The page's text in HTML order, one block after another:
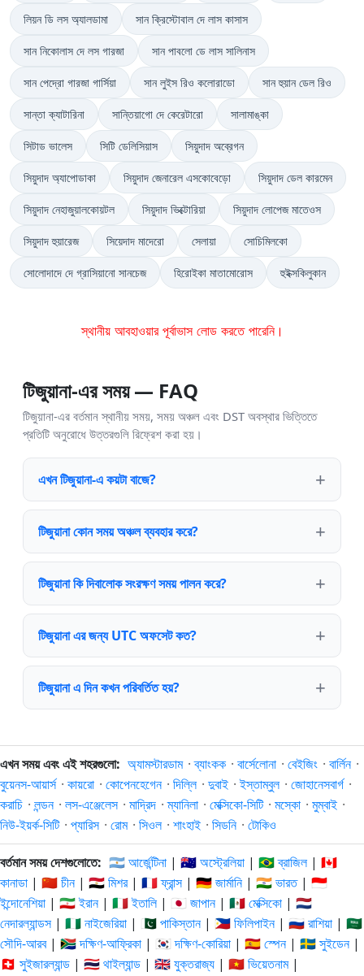
লিয়ন ডি লস অ্যালডামা সান ক্রিস্টোবাল দে লাস কাসাস
সান নিকোলাস দে লস গারজা সান পাবলো ডে লাস সালিনাস
সান পেদ্রো গারজা গার্সিয়া সান লুইস রিও কলোরাডো সান হুয়ান ডেল রিও
সান্তা ক্যাটারিনা সান্তিয়াগো দে কেরেটারো সালামাঙ্কা
সিটাড ভালেস সিটি ডেলিসিয়াস সিয়ুদাদ অব্রেগন
সিয়ুদাদ অ্যাপোডাকা সিয়ুদাদ জেনারেল এসকোবেড়ো সিয়ুদাদ ডেল কারমেন
সিয়ুদাদ নেহাজুয়ালকোয়টল সিয়ুদাদ ভিক্টোরিয়া সিয়ুদাদ লোপেজ মাতেওস
সিয়ুদাদ হুয়ারেজ সিয়েদাদ মাদেরো সেলায়া সোচিমিলকো
সোলোদাদে দে গ্রাসিয়ানো সানচেজ হিরোইকা মাতামোরোস হুইক্সকিলুকান
স্থানীয় আবহাওয়ার পূর্বাভাস লোড করতে পারেনি।
টিজুয়ানা-এর সময় — FAQ
টিজুয়ানা-এর বর্তমান স্থানীয় সময়, সময় অঞ্চল এবং DST অবস্থার ভিত্তিতে
প্রতিটি অনুরোধে উত্তরগুলি রিফ্রেশ করা হয়।
এখন টিজুয়ানা-এ কয়টা বাজে?
টিজুয়ানা কোন সময় অঞ্চল ব্যবহার করে?
টিজুয়ানা কি দিবালোক সংরক্ষণ সময় পালন করে?
টিজুয়ানা এর জন্য UTC অফসেট কত?
টিজুয়ানা এ দিন কখন পরিবর্তিত হয়?
এখন সময় এবং এই শহরগুলো: অ্যামস্টারডাম ·ব্যাংকক · বার্সেলোনা · বেইজিং · বার্লিন ·
বুয়েনস-আয়ার্স · কায়রো · কোপেনহেগেন · দিল্লি · দুবাই ·ইস্তাম্বুল · জোহানেসবার্গ ·
করাচি · লন্ডন · লস-এঞ্জেলেস · মাদ্রিদ ·ম্যানিলা · মেক্সিকো-সিটি · মস্কো · মুম্বাই ·
নিউ-ইয়র্ক-সিটি · প্যারিস · রোম · সিওল · শাংহাই · সিডনি · টোকিও
বর্তমান সময় দেশগুলোতে: 🇦🇷 আর্জেন্টিনা | 🇦🇺 অস্ট্রেলিয়া | 🇧🇷 ব্রাজিল| 🇨🇦
কানাডা | 🇨🇳 চীন| 🇪🇬 মিশর| 🇫🇷 ফ্রান্স| 🇩🇪 জার্মানি| 🇮🇳 ভারত| 🇮🇩
ইন্দোনেশিয়া | 🇮🇷 ইরান| 🇮🇹 ইতালি| 🇯🇵 জাপান| 🇲🇽 মেক্সিকো | 🇳🇱
নেদারল্যান্ডস| 🇳🇬 নাইজেরিয়া | 🇵🇰 পাকিস্তান| 🇵🇭 ফিলিপাইন| 🇷🇺 রাশিয়া | 🇸🇦
সৌদি-আরব| 🇿🇦 দক্ষিণ-আফ্রিকা | 🇰🇷 দক্ষিণ-কোরিয়া | 🇪🇸 স্পেন| 🇸🇪 সুইডেন|
🇨🇭 সুইজারল্যান্ড | 🇹🇭 থাইল্যান্ড | 🇬🇧 যুক্তরাজ্য | 🇻🇳 ভিয়েতনাম|